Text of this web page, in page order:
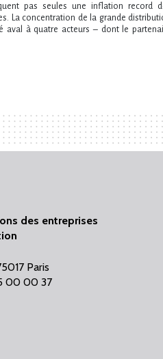
pas seules une inflation record
La concentration de la grande
aval à quatre acteurs – dont le
des entreprises
Paris
00 00 37